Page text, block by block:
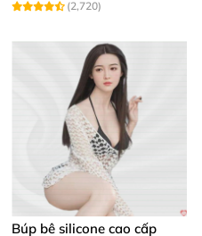
(2,720)
Búp bê silicone cao cấp